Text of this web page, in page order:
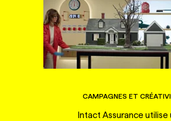
CAMPAGNES ET
Intact Assurance utilise